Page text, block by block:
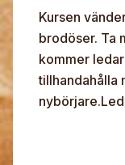
Kursen
brodöser. Ta
kommer
tillhandahålla